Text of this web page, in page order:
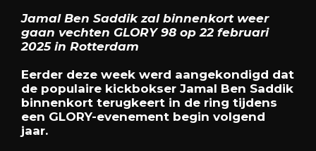
Jamal Ben Saddik zal binnenkort weer
gaan vechten GLORY 98 op 22 februari
2025 in Rotterdam
Eerder deze week werd aangekondigd dat
de populaire kickbokser Jamal Ben Saddik
binnenkort terugkeert in de ring tijdens
een GLORY-evenement begin volgend
jaar.